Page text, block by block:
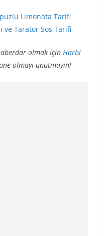
Limonata Tarifi
ve Tarator Sos Tarifi
olmak için Harbi
olmayı unutmayın!